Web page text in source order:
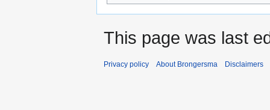
This page was last
Privacy policy About Brongersma Disclaimers